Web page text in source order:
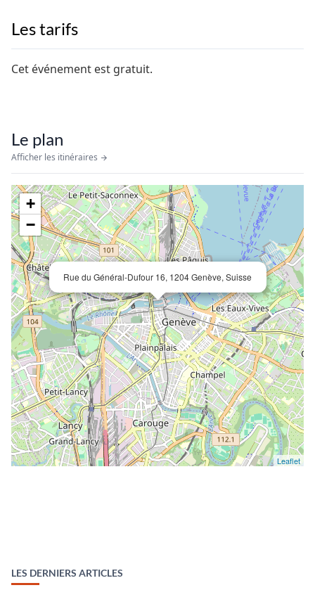
Les tarifs
Cet événement est gratuit.
Le plan
Afficher les itinéraires
Rue du Général-Dufour 16, 1204 Genève, Suisse
+
−
Leaflet
LES DERNIERS ARTICLES